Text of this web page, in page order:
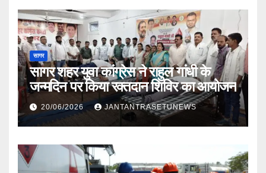
सागर
सागर शहर युवा कांग्रेस ने राहुल गांधी के
जन्मदिन पर किया रक्तदान शिविर का आयोजन
20/06/2026 JANTANTRASETUNEWS